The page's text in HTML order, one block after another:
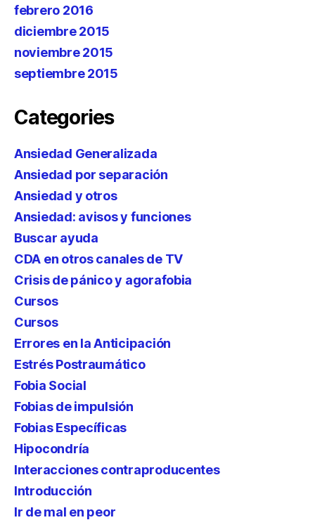
febrero 2016
diciembre 2015
noviembre 2015
septiembre 2015
Categories
Ansiedad Generalizada
Ansiedad por separación
Ansiedad y otros
Ansiedad: avisos y funciones
Buscar ayuda
CDA en otros canales de TV
Crisis de pánico y agorafobia
Cursos
Cursos
Errores en la Anticipación
Estrés Postraumático
Fobia Social
Fobias de impulsión
Fobias Específicas
Hipocondría
Interacciones contraproducentes
Introducción
Ir de mal en peor